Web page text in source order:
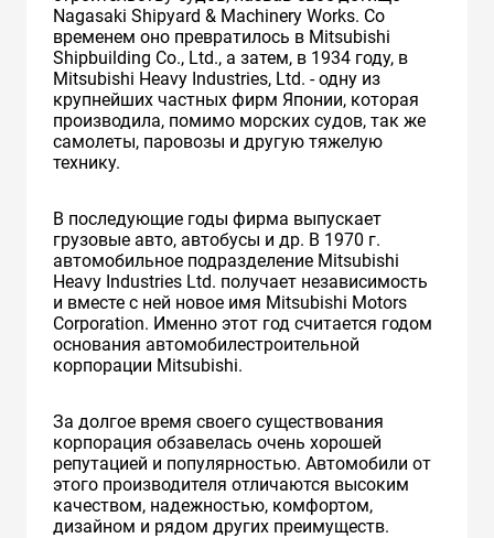
Nagasaki Shipyard & Machinery Works. Со
временем оно превратилось в Mitsubishi
Shipbuilding Co., Ltd., а затем, в 1934 году, в
Mitsubishi Heavy Industries, Ltd. - одну из
крупнейших частных фирм Японии, которая
производила, помимо морских судов, так же
самолеты, паровозы и другую тяжелую
технику.
В последующие годы фирма выпускает
грузовые авто, автобусы и др. В 1970 г.
автомобильное подразделение Mitsubishi
Heavy Industries Ltd. получает независимость
и вместе с ней новое имя Mitsubishi Motors
Corporation. Именно этот год считается годом
основания автомобилестроительной
корпорации Mitsubishi.
За долгое время своего существования
корпорация обзавелась очень хорошей
репутацией и популярностью. Автомобили от
этого производителя отличаются высоким
качеством, надежностью, комфортом,
дизайном и рядом других преимуществ.